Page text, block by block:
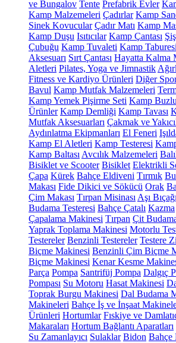
ve Bungalov Tente Prefabrik Evler
Kamp Malzemeleri Çadırlar Kamp
Sinek Kovucular Çadır Matı Kamp
Kamp Duşu Isıtıcılar Kamp Çantası
Çubuğu Kamp Tuvaleti Kamp Taburesi
Aksesuarı Sırt Çantası Hayatta Kalma
Aletleri Pilates, Yoga ve Jimnastik
Fitness ve Kardiyo Ürünleri Diğer
Bavul Kamp Mutfak Malzemeleri
Kamp Yemek Pişirme Seti Kamp
Ürünler Kamp Demliği Kamp Tavası
Mutfak Aksesuarları Çakmak ve
Aydınlatma Ekipmanları El Feneri
Kamp El Aletleri Kamp Testeresi
Kamp Baltası Avcılık Malzemeleri
Bisiklet ve Scooter Bisiklet Elektrikli
Çapa Kürek Bahçe Eldiveni Tırmık
Makası Fide Dikici ve Sökücü Orak
Çim Makası Tırpan Misinası Aşı Bıçağı
Budama Testeresi Bahçe Çatalı Kazma
Çapalama Makinesi Tırpan Çit
Yaprak Toplama Makinesi Motorlu
Testereler Benzinli Testereler Testere
Biçme Makinesi Benzinli Çim Biçme
Biçme Makinesi Kenar Kesme
Parça Pompa Santrifüj Pompa Dalgıç
Pompası Su Motoru Hasat Makinesi
Toprak Burgu Makinesi Dal Budama
Makineleri Bahçe İş ve İnşaat
Ürünleri Hortumlar Fıskiye ve
Makaraları Hortum Bağlantı Aparatları
Su Zamanlayıcı Sulaklar Bidon Bahçe